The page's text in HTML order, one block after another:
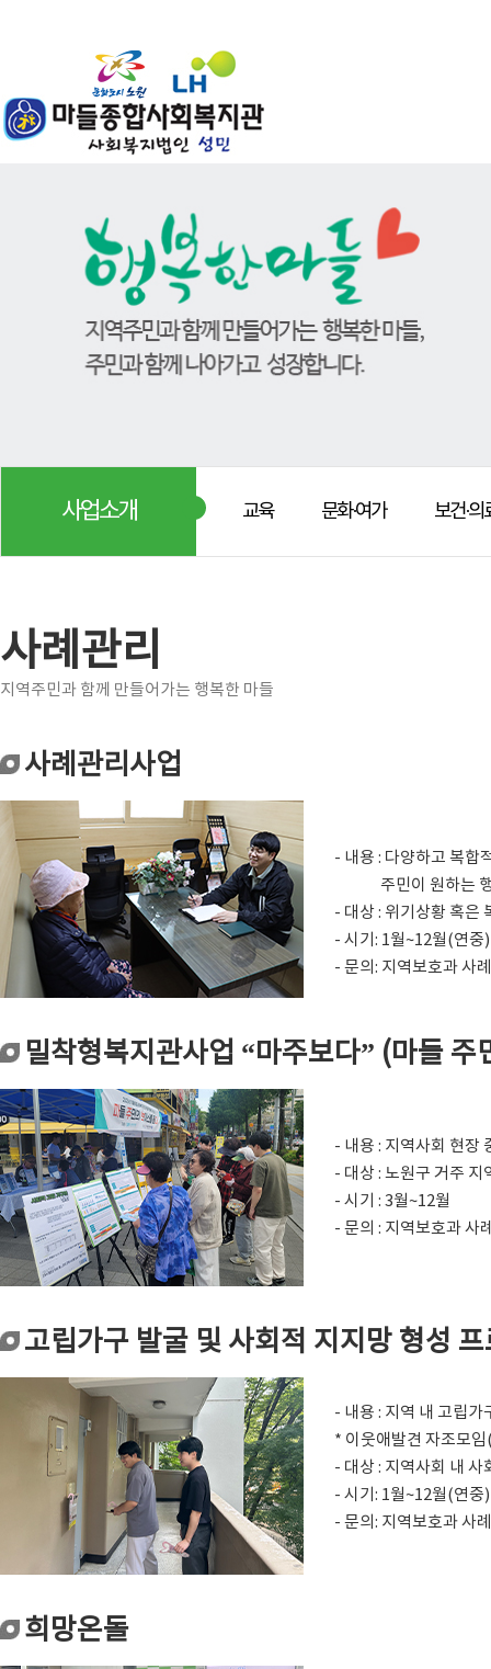
사업소개 교육 문화·여가 보건·의
사례관리
지역주민과 함께 만들어가는 행복한 마들
사례관리사업
- 내용 : 다양하고 복합
주민이 원하는 행복
- 대상 : 위기상황 혹은
- 시기: 1월~12월(연중)
- 문의: 지역보호과 사
밀착형복지관사업 “마주보다” (마들 주
- 내용 : 지역사회 현장
- 대상 : 노원구 거주 지
- 시기 : 3월~12월
- 문의 : 지역보호과
고립가구 발굴 및 사회적 지지망 형성
- 내용 : 지역 내 고립
* 이웃애발견 자조모
- 대상 : 지역사회 내 사
- 시기: 1월~12월(연중)
- 문의: 지역보호과 사
희망온돌